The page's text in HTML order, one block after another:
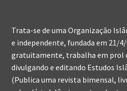
Trata-se de uma Organização
e independente, fundada em 21/
gratuitamente, trabalha em prol
divulgando e editando Estudos
(Publica uma revista bimensal,